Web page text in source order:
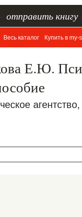
отправить книгу
Весь каталог Купить в my-
Е.Ю.